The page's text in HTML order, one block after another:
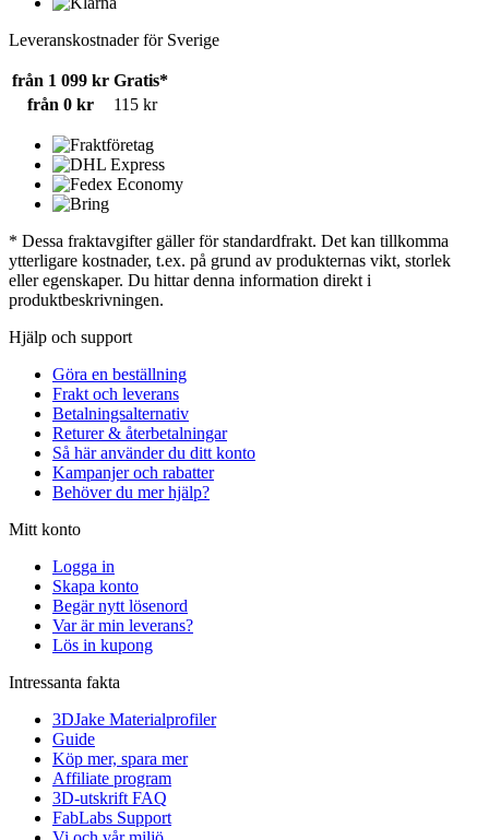
Leveranskostnader för Sverige
från 1 099 kr Gratis*
från 0 kr
115 kr
* Dessa fraktavgifter gäller för standardfrakt. Det kan tillkomma
ytterligare kostnader, t.ex. på grund av produkternas vikt, storlek
eller egenskaper. Du hittar denna information direkt i
produktbeskrivningen.
Hjälp och support
Göra en beställning
Frakt och leverans
Betalningsalternativ
Returer & återbetalningar
Så här använder du ditt konto
Kampanjer och rabatter
Behöver du mer hjälp?
Mitt konto
Logga in
Skapa konto
Begär nytt lösenord
Var är min leverans?
Lös in kupong
Intressanta fakta
3DJake Materialprofiler
Guide
Köp mer, spara mer
Affiliate program
3D-utskrift FAQ
FabLabs Support